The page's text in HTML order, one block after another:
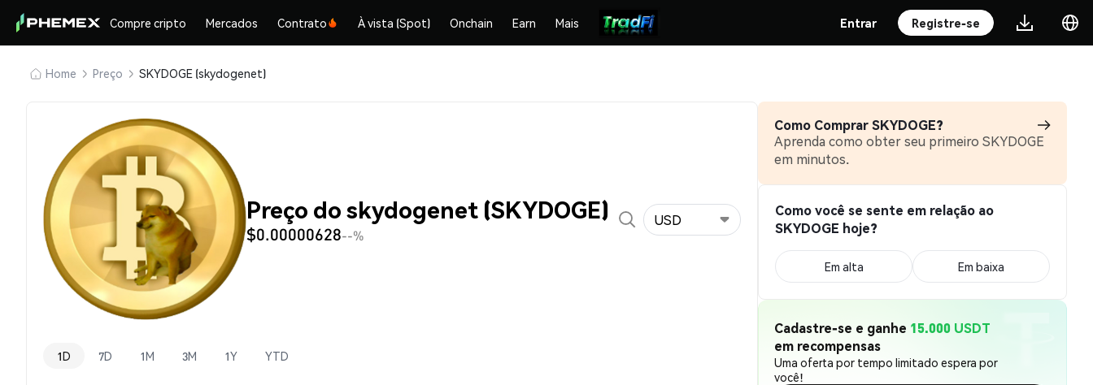
Compre cripto Mercados Contrato À vista (Spot) Onchain Earn Mais Entrar Registre-se
Home Preço SKYDOGE (skydogenet)
Preço do skydogenet (SKYDOGE)
$0.00000628--%
USD
1D 7D 1M 3M 1Y YTD
Como Comprar SKYDOGE?
Aprenda como obter seu primeiro SKYDOGE
em minutos.
Como você se sente em relação ao
SKYDOGE hoje?
Em alta Em baixa
Cadastre-se e ganhe 15.000 USDT
em recompensas
Uma oferta por tempo limitado espera por
você!